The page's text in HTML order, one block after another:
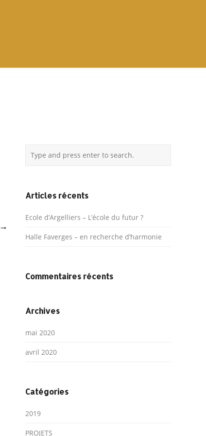
→
Articles récents
Ecole d’Argelliers – L’école du futur ?
Halle Faverges – en recherche d’harmonie
Commentaires récents
Archives
mai 2020
avril 2020
Catégories
2019
PROJETS